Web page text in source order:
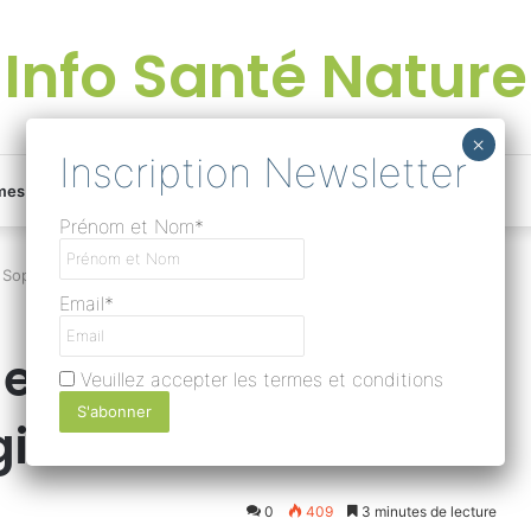
Info Santé Nature
Devenir rédacteur Une
Lire
Instagram
Linkedin
Facebook
?
le mal de dos
?
0 409 3 minutes de lecture
Prénom et Nom*
Email*
Veuillez accepter les termes et conditions